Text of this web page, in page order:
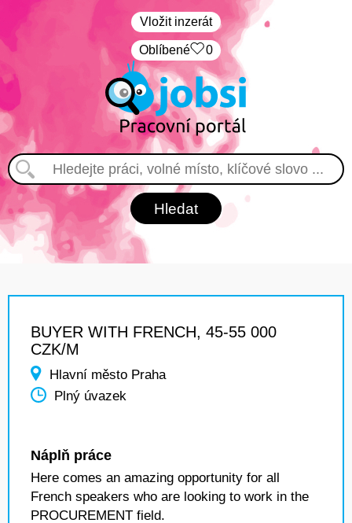
Vložit inzerát
Oblíbené 0
BUYER WITH FRENCH, 45-55 000
CZK/M
Hlavní město Praha
Plný úvazek
Náplň práce
Here comes an amazing opportunity for all
French speakers who are looking to work in the
PROCUREMENT field.